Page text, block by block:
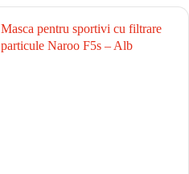
Masca pentru sportivi cu filtrare
particule Naroo F5s – Alb